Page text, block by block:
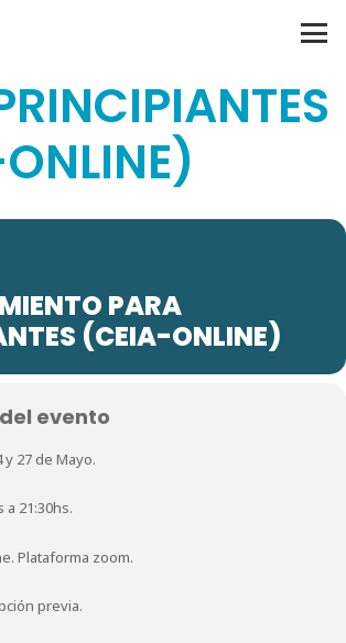
PARA
(CEIA-ONLINE)
evento
y 27 de Mayo.
a 21:30hs.
Plataforma zoom.
previa.